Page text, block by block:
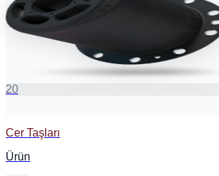
20
Cer Taşları
Ürün